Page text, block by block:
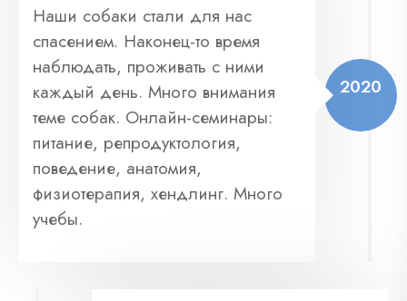
2020
Наши собаки стали для нас
спасением. Наконец-то время
наблюдать, проживать с ними
каждый день. Много внимания
теме собак. Онлайн-семинары:
питание, репродуктология,
поведение, анатомия,
физиотерапия, хендлинг. Много
учебы.